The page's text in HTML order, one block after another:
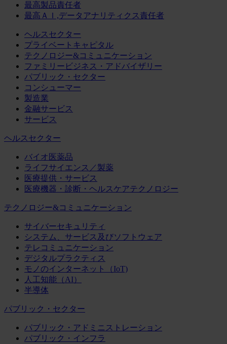
最高製品責任者
最高ＡＩ,データアナリティクス責任者
ヘルスセクター
プライベートキャピタル
テクノロジー&コミュニケーション
ファミリービジネス・アドバイザリー
パブリック・セクター
コンシューマー
製造業
金融サービス
サービス
ヘルスセクター
バイオ医薬品
ライフサイエンス／製薬
医療提供・サービス
医療機器・診断・ヘルスケアテクノロジー
テクノロジー&コミュニケーション
サイバーセキュリティ
システム、サービス及びソフトウェア
テレコミュニケーション
デジタルプラクティス
モノのインターネット（IoT)
人工知能（AI）
半導体
パブリック・セクター
パブリック・アドミニストレーション
パブリック・インフラ